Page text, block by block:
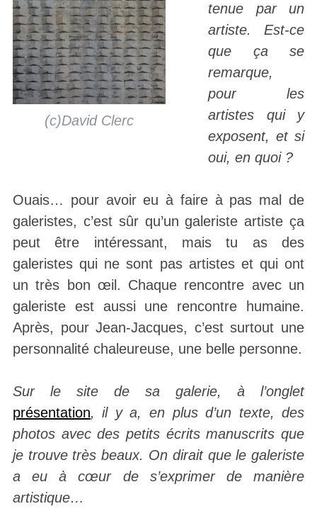
(c)David Clerc
tenue par un
artiste. Est-ce
que ça se
remarque,
pour les
artistes qui y
exposent, et si
oui, en quoi ?
Ouais… pour avoir eu à faire à pas mal de
galeristes, c’est sûr qu’un galeriste artiste ça
peut être intéressant, mais tu as des
galeristes qui ne sont pas artistes et qui ont
un très bon œil. Chaque rencontre avec un
galeriste est aussi une rencontre humaine.
Après, pour Jean-Jacques, c’est surtout une
personnalité chaleureuse, une belle personne.
Sur le site de sa galerie, à l’onglet
présentation, il y a, en plus d’un texte, des
photos avec des petits écrits manuscrits que
je trouve très beaux. On dirait que le galeriste
a eu à cœur de s’exprimer de manière
artistique…